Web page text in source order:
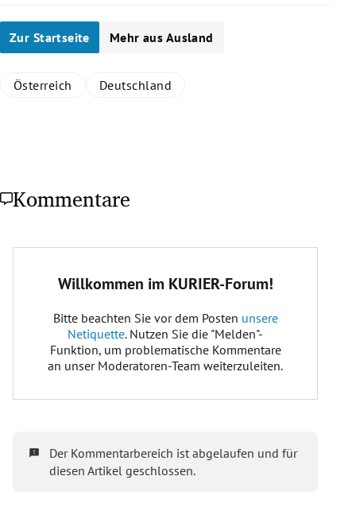
Zur Startseite Mehr aus Ausland
Österreich Deutschland
Kommentare